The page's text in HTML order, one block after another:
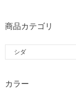
商品カテゴリ
カラー